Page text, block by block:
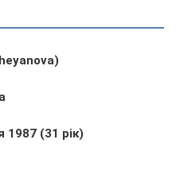
1987 (31 рік)